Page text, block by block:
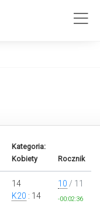
Kategoria:
Kobiety
Rocznik
14
K20 : 14
10 / 11
-00:02:36